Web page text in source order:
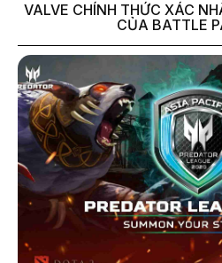
VALVE CHÍNH THỨC XÁC
CỦA BATTLE